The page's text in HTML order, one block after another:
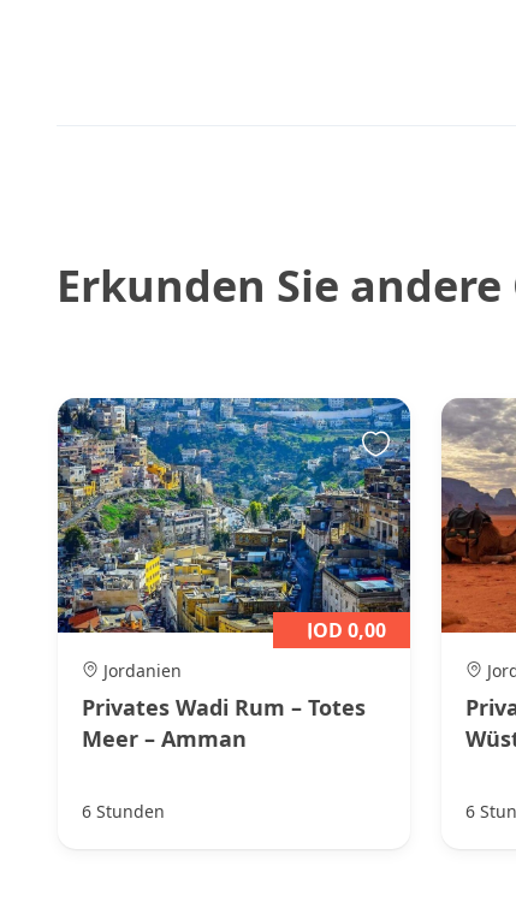
Erkunden Sie
Jordanien
Privates Wadi Rum – Totes
Meer – Amman
JOD 0,00
6 Stunden 6